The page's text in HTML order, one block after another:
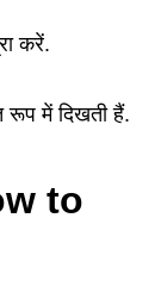
करें.
में दिखती हैं.
to